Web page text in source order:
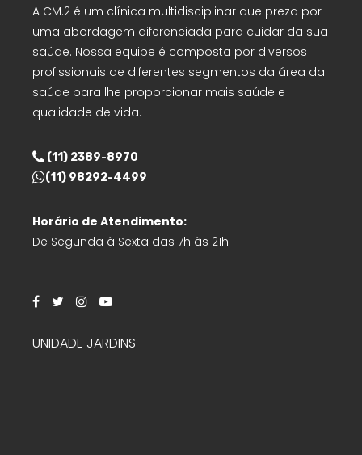
A CM.2 é um clínica multidisciplinar que preza por
uma abordagem diferenciada para cuidar da sua
saúde. Nossa equipe é composta por diversos
profissionais de diferentes segmentos da área da
saúde para lhe proporcionar mais saúde e
qualidade de vida.
(11) 2389-8970
(11) 98292-4499
Horário de Atendimento:
De Segunda à Sexta das 7h às 21h
UNIDADE JARDINS